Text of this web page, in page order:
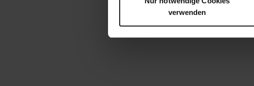
verwenden